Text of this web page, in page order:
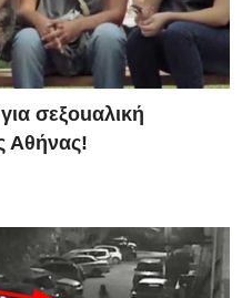
σεξοuαλική
Αθήνας!